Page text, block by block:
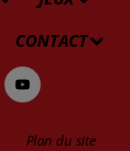
CONTACT
Plan du site